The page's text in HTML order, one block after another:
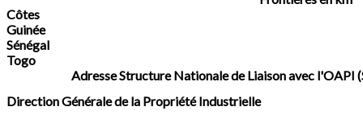
Côtes
Guinée
Sénégal
Togo
Adresse Structure Nationale de Liaison avec l'OAPI
Direction Générale de la Propriété Industrielle